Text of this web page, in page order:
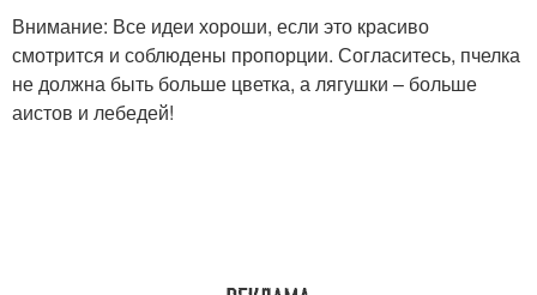
Внимание: Все идеи хороши, если это красиво
смотрится и соблюдены пропорции. Согласитесь, пчелка
не должна быть больше цветка, а лягушки – больше
аистов и лебедей!